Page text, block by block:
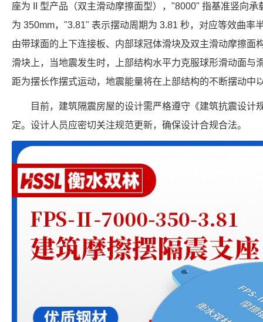
座为 II 型产品（双主滑动摩擦面型），"8000" 指基准竖向
为 350mm，"3.81" 表示摆动周期为 3.81 秒，对应等效曲率
由带球面的上下连接板、内部球冠体滑块及双主滑动摩擦面
滑块上，当地震发生时，上部结构水平力克服球形滑动面与
距为摆长作摆式运动，地震能量将在上部结构的不断摆动中
目前，建筑隔震房屋的设计需严格遵守《建筑抗震设计
定。设计人员应密切关注规范更新，确保设计合规合法。